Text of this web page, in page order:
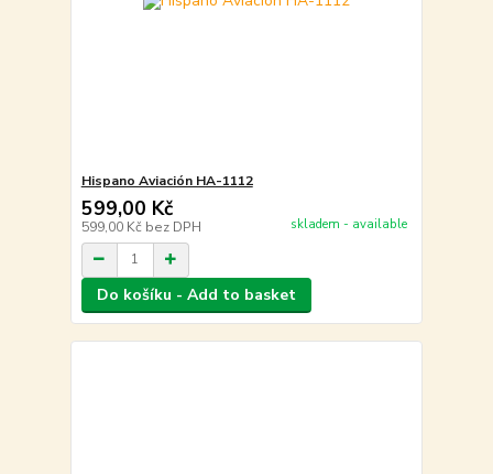
Hispano Aviación HA-1112
599,00 Kč
599,00 Kč bez DPH skladem - available
Do košíku - Add to basket